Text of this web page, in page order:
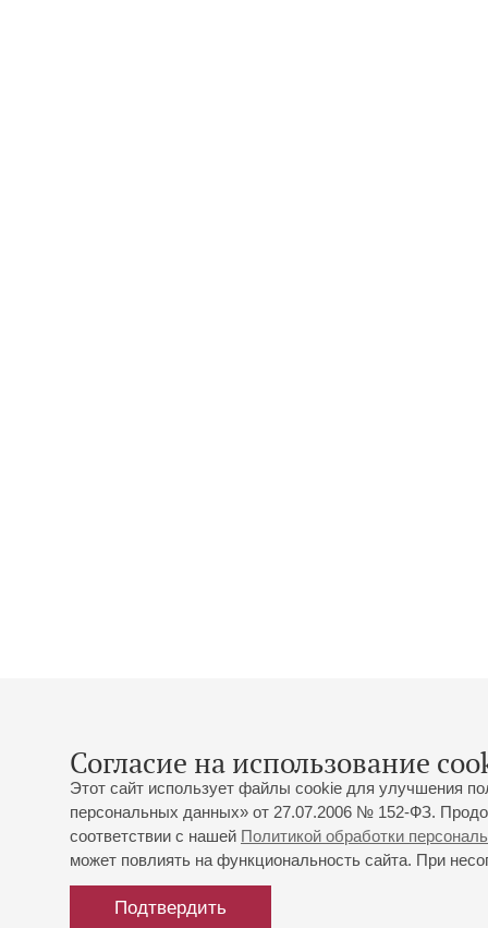
Согласие на использование
Этот сайт использует файлы cookie для улучшения
персональных данных» от 27.07.2006 № 152-ФЗ.
соответствии с нашей Политикой обработки
может повлиять на функциональность сайта. При
Подтвердить